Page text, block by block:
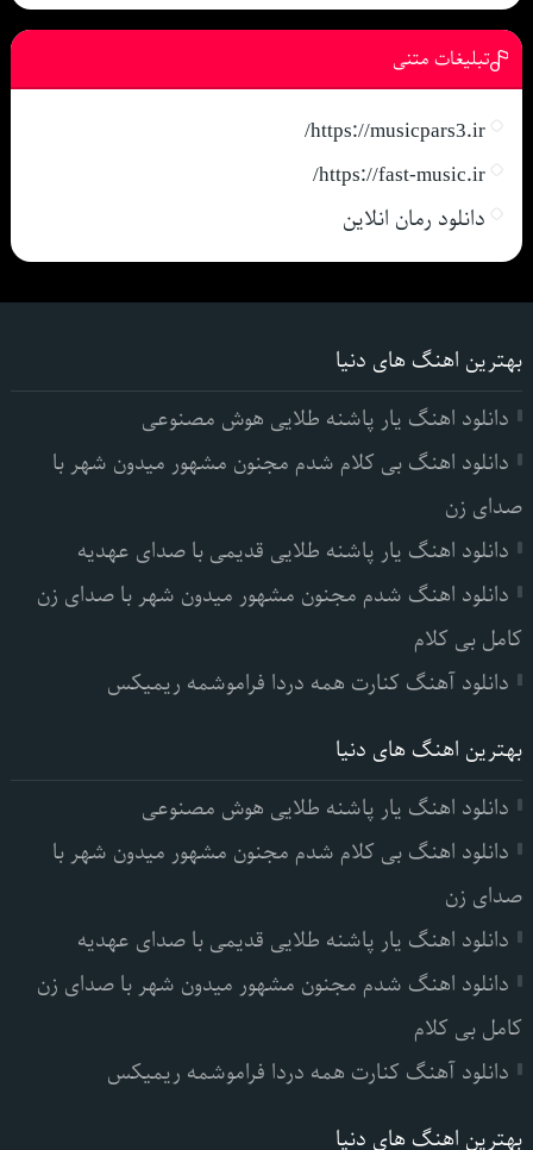
تبلیغات متنی
https://musicpars3.ir/
https://fast-music.ir/
دانلود رمان انلاین
بهترین اهنگ های دنیا
دانلود اهنگ یار پاشنه طلایی هوش مصنوعی
دانلود اهنگ بی کلام شدم مجنون مشهور میدون شهر با
صدای زن
دانلود اهنگ یار پاشنه طلایی قدیمی با صدای عهدیه
دانلود اهنگ شدم مجنون مشهور میدون شهر با صدای زن
کامل بی کلام
دانلود آهنگ کنارت همه دردا فراموشمه ریمیکس
بهترین اهنگ های دنیا
دانلود اهنگ یار پاشنه طلایی هوش مصنوعی
دانلود اهنگ بی کلام شدم مجنون مشهور میدون شهر با
صدای زن
دانلود اهنگ یار پاشنه طلایی قدیمی با صدای عهدیه
دانلود اهنگ شدم مجنون مشهور میدون شهر با صدای زن
کامل بی کلام
دانلود آهنگ کنارت همه دردا فراموشمه ریمیکس
بهترین اهنگ های دنیا